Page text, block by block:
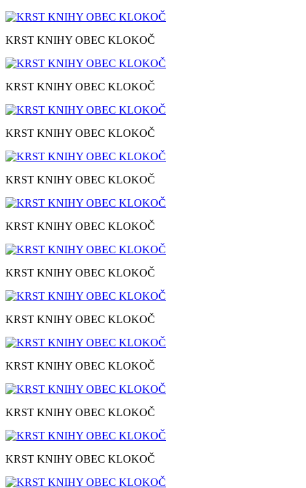
KRST KNIHY OBEC KLOKOČ
KRST KNIHY OBEC KLOKOČ
KRST KNIHY OBEC KLOKOČ
KRST KNIHY OBEC KLOKOČ
KRST KNIHY OBEC KLOKOČ
KRST KNIHY OBEC KLOKOČ
KRST KNIHY OBEC KLOKOČ
KRST KNIHY OBEC KLOKOČ
KRST KNIHY OBEC KLOKOČ
KRST KNIHY OBEC KLOKOČ